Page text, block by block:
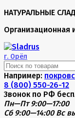
НАТУРАЛЬНЫЕ
Организационная
г. Орёл
Например:
8 (800) 550-26-12
Звонок по РФ
Пн—Пт 9:00—17:00
Сб 9:00—14:00 Вс